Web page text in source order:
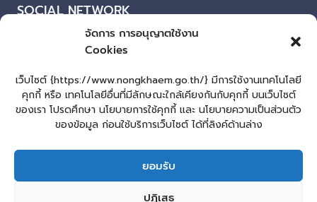
จัดการ การอนุญาตใช้งาน
Cookies
เว็บไซต์ {https://www.nongkhaem.go.th/} มีการใช้งานเทคโนโลยี
คุกกี้ หรือ เทคโนโลยีอื่นที่มีลักษณะใกล้เคียงกันกับคุกกี้ บนเว็บไซต์
ของเรา โปรดศึกษา นโยบายการใช้คุกกี้ และ นโยบายความเป็นส่วนตัว
ของข้อมูล ก่อนใช้บริการเว็บไซต์ ได้ที่ลิงค์ด้านล่าง
ยอมรับ
ปฏิเสธ
SOCIAL NETWORK
Facebook
ผู้เยี่ยมชมเว็บไซต์
ผู้เยี่ยมชม : 0
แผนผังเว็บไซต์
Login
lopburiwebdesign.com